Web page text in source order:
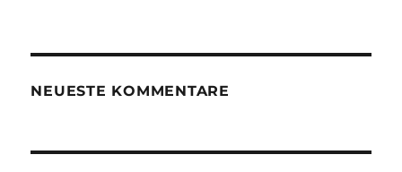
NEUESTE KOMMENTARE